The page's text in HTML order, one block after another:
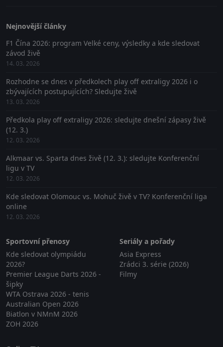
Nejnovější články
F1 Čína 2026: program Velké ceny, výsledky a kde sledovat
závod živě
14. 03. 2026
Rozhodne se dnes v předkolech play off extraligy 2026 i o
zbývajících postupujících? Sledujte živě
13. 03. 2026
Předkola play off extraligy 2026: sledujte dnešní zápasy živě
(12. 3.)
12. 03. 2026
Alkmaar vs. Sparta dnes živě (12. 3.): sledujte Konferenční
ligu v TV
12. 03. 2026
Kde sledovat Olomouc vs. Mohuč živě v TV? Konferenční liga
online
12. 03. 2026
Sportovní přenosy
Kde sledovat olympiádu
2026?
Premier League Darts 2026 -
šipky
WTA Ostrava 2026 - tenis
Australian Open 2026
Biatlon v NMnM 2026
ZOH 2026
Seriály a pořady
Asia Express
Zrádci 3. série (2026)
Filmy